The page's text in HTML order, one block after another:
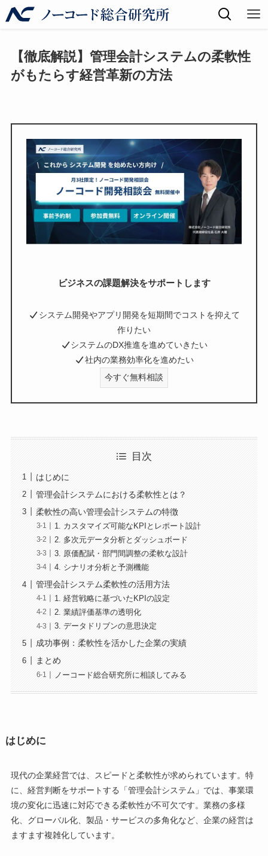
【徹底解説】管理会計システムの柔軟性
がもたらす経営革新の方法
ビジネスの課題解決をサポートします
システム開発やアプリ開発を短期間でコストを抑えて
作りたい
システムのDX推進を進めていきたい
社内の業務効率化を進めたい
今すぐ無料相談
目次
はじめに
管理会計システムにおける柔軟性とは？
柔軟性の高い管理会計システムの特徴
1. カスタマイズ可能なKPIとレポート設計
2. 多次元データ分析とダッシュボード
3. 原価配賦・部門間調整の柔軟な設計
4. シナリオ分析と予測機能
管理会計システム柔軟性の活用方法
1. 経営戦略に基づいたKPIの設定
2. 業績評価基準の透明化
3. データドリブンの意思決定
成功事例：柔軟性を活かした企業の実績
まとめ
ノーコード総合研究所に相談してみる
はじめに
現代の企業経営では、スピードと柔軟性が求められています。特
に、経営判断をサポートする「管理会計システム」では、事業環
境の変化に迅速に対応できる柔軟性が不可欠です。業務の多様
化、グローバル化、製品・サービスの多角化など、企業の経営は
ますます複雑化しています。